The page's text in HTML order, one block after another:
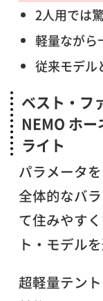
2人用では
軽量ながら
従来モデル
ベスト・フ
NEMO ホ
ライト
パラメータ
全体的なバ
て住みやす
ト・モデル
超軽量テン